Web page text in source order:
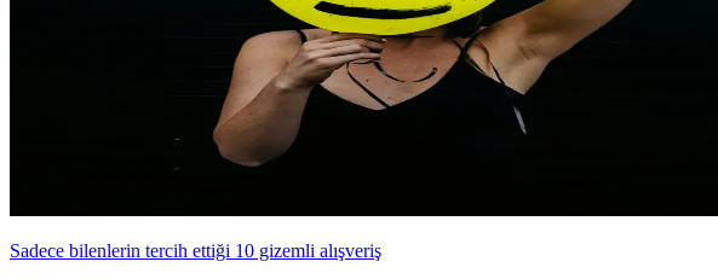
Sadece bilenlerin tercih ettiği 10 gizemli alışveriş